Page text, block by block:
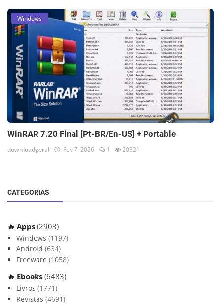
Windows
WinRAR 7.20 Final [Pt-BR/En-US] + Portable
downloadgeral Fev 7, 2026 1 20321
CATEGORIAS
🔥 Apps (2903)
Windows (1197)
Android (634)
Freeware (1058)
🔥 Ebooks (6483)
Livros (1771)
Revistas (4691)